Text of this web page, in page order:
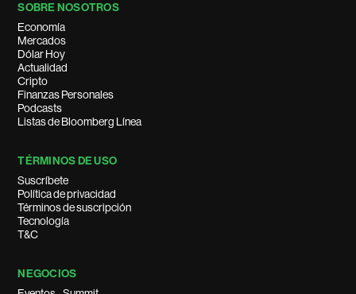
SOBRE NOSOTROS
Economía
Mercados
Dólar Hoy
Actualidad
Cripto
Finanzas Personales
Podcasts
Listas de Bloomberg Línea
TÉRMINOS DE USO
Suscríbete
Política de privacidad
Términos de suscripción
Tecnología
T&C
NEGOCIOS